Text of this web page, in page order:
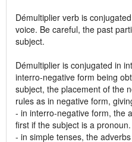
Démultiplier verb is
voice. Be careful, the past
subject.
Démultiplier is conjugated in
interro-negative form being
subject, the placement of the
rules as in negative form,
- in interro-negative form, the
first if the subject is a pronoun.
- in simple tenses, the